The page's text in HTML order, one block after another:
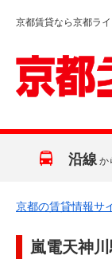
京都賃貸なら京都ラ
沿線 か
京都の賃貸情報サ
嵐電天神